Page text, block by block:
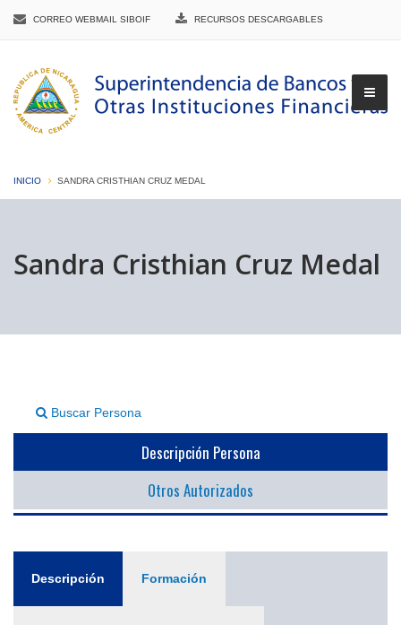
CORREO WEBMAIL SIBOIF RECURSOS DESCARGABLES
INICIO SANDRA CRISTHIAN CRUZ MEDAL
Sandra Cristhian Cruz Medal
Buscar Persona
Descripción Persona
Otros Autorizados
Descripción (solapaFormación